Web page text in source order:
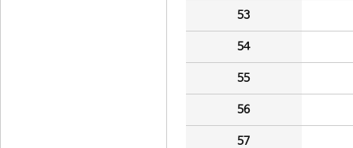
53
54
55
56
57